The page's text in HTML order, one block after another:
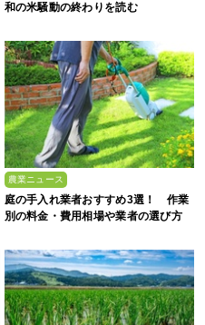
和の米騒動の終わりを読む
農業ニュース
庭の手入れ業者おすすめ3選！ 作業
別の料金・費用相場や業者の選び方